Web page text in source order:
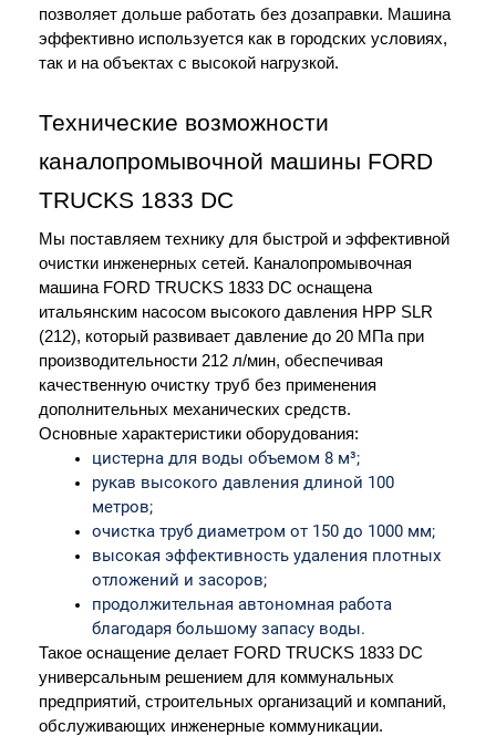
позволяет дольше работать без дозаправки. Машина
эффективно используется как в городских условиях,
так и на объектах с высокой нагрузкой.
Технические возможности
каналопромывочной машины FORD
TRUCKS 1833 DC
Мы поставляем технику для быстрой и эффективной
очистки инженерных сетей. Каналопромывочная
машина FORD TRUCKS 1833 DC оснащена
итальянским насосом высокого давления HPP SLR
(212), который развивает давление до 20 МПа при
производительности 212 л/мин, обеспечивая
качественную очистку труб без применения
дополнительных механических средств.
Основные характеристики оборудования:
цистерна для воды объемом 8 м³;
рукав высокого давления длиной 100
метров;
очистка труб диаметром от 150 до 1000 мм;
высокая эффективность удаления плотных
отложений и засоров;
продолжительная автономная работа
благодаря большому запасу воды.
Такое оснащение делает FORD TRUCKS 1833 DC
универсальным решением для коммунальных
предприятий, строительных организаций и компаний,
обслуживающих инженерные коммуникации.